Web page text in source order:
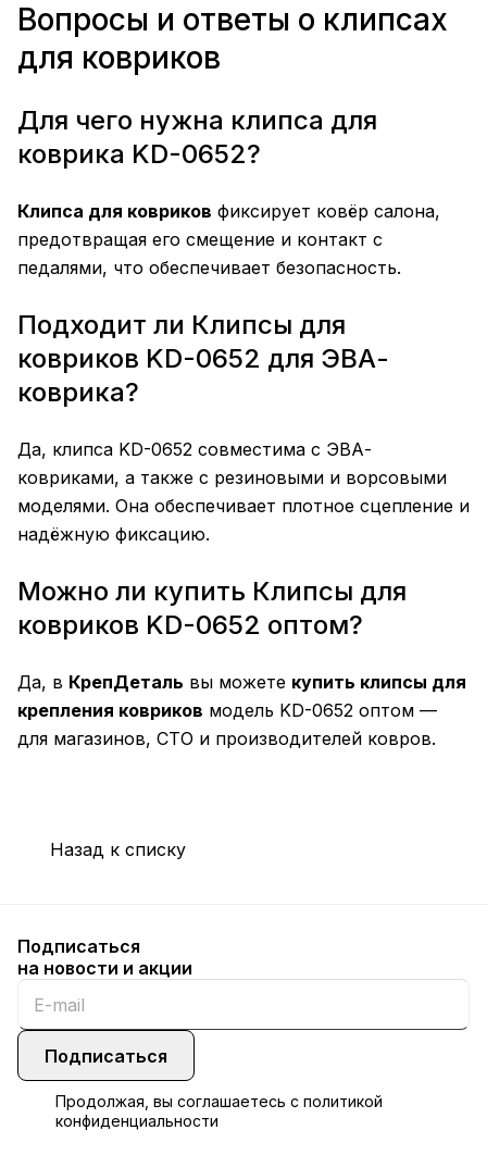
Вопросы и ответы о клипсах
для ковриков
Для чего нужна клипса для
коврика KD-0652?
Клипса для ковриков фиксирует ковёр салона,
предотвращая его смещение и контакт с
педалями, что обеспечивает безопасность.
Подходит ли Клипсы для
ковриков KD-0652 для ЭВА-
коврика?
Да, клипса KD-0652 совместима с ЭВА-
ковриками, а также с резиновыми и ворсовыми
моделями. Она обеспечивает плотное сцепление и
надёжную фиксацию.
Можно ли купить Клипсы для
ковриков KD-0652 оптом?
Да, в КрепДеталь вы можете купить клипсы для
крепления ковриков модель KD-0652 оптом —
для магазинов, СТО и производителей ковров.
Назад к списку
Подписаться
на новости и акции
Подписаться
Продолжая, вы соглашаетесь с политикой
конфиденциальности